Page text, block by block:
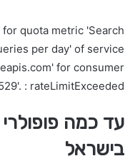
quota metric 'Search
per day' of service
for consumer
: rateLimitExceeded
עד כמה פופולרי
בישראל